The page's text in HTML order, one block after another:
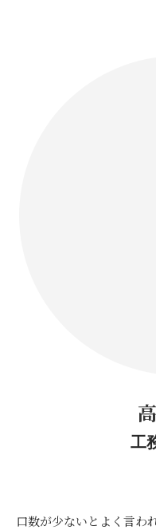
工
口数が少ないとよく言われ